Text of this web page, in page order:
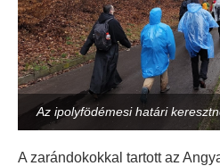
Az ipolyfödémesi határi
A zarándokokkal tartott az